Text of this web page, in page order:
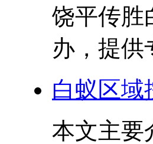
饶平传胜
办，提供
白蚁区域
本文主要